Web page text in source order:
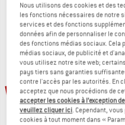
(0)
-20 %
Nous utilisons des cookies et des
les fonctions nécessaires de notre
services et des fonctions
données afin de personnaliser le
des fonctions médias sociaux. Cela
médias sociaux, de publicité et
vous utilisez notre site web;
pays tiers sans garanties
contre l'accès par les autorités. En
acceptez que nous procédions de
accepter les cookies à l’exception
veuillez cliquer ici. Cependant,
cookies à tout moment dans «